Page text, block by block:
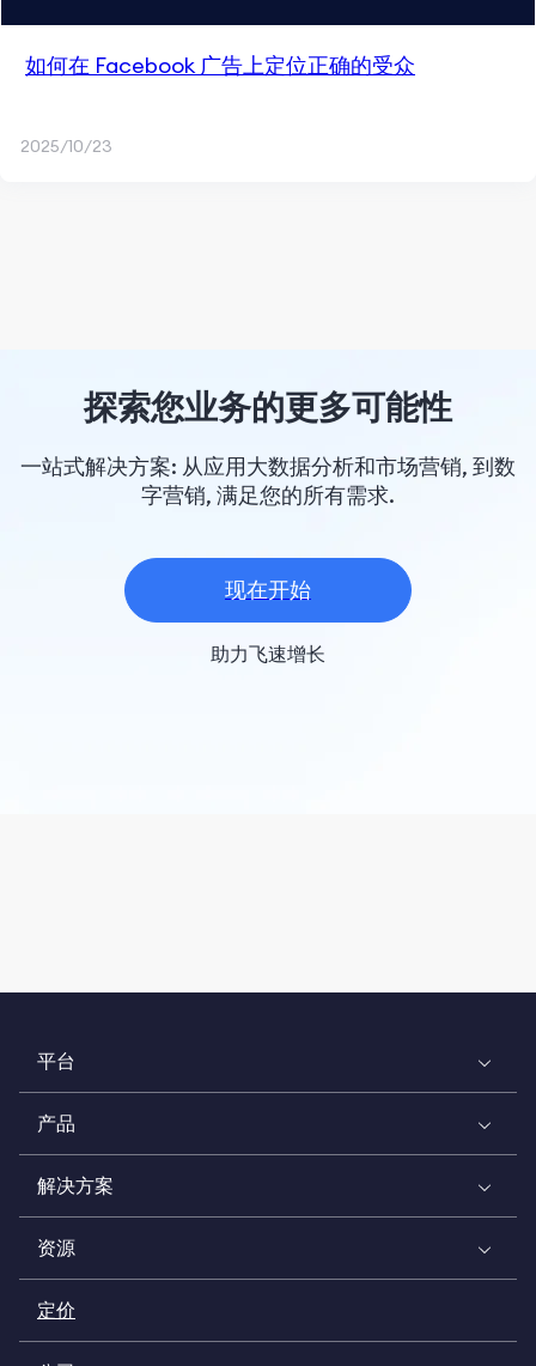
如何在 Facebook 广告上定位正确的受众
2025/10/23
探索您业务的更多可能性
一站式解决方案: 从应用大数据分析和市场营销, 到数
字营销, 满足您的所有需求.
现在开始
助力飞速增长
平台
产品
解决方案
资源
定价